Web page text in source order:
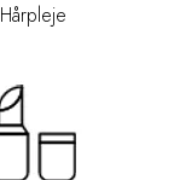
Hårpleje